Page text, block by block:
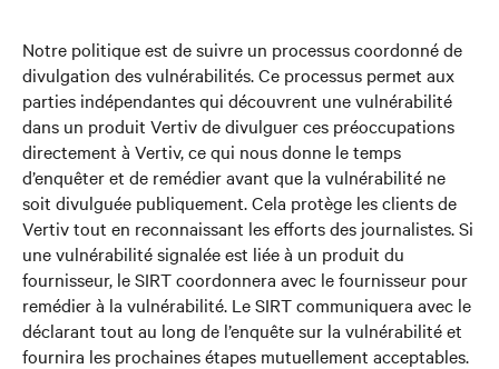
Notre politique est de suivre un processus coordonné de
divulgation des vulnérabilités. Ce processus permet aux
parties indépendantes qui découvrent une vulnérabilité
dans un produit Vertiv de divulguer ces préoccupations
directement à Vertiv, ce qui nous donne le temps
d’enquêter et de remédier avant que la vulnérabilité ne
soit divulguée publiquement. Cela protège les clients de
Vertiv tout en reconnaissant les efforts des journalistes. Si
une vulnérabilité signalée est liée à un produit du
fournisseur, le SIRT coordonnera avec le fournisseur pour
remédier à la vulnérabilité. Le SIRT communiquera avec le
déclarant tout au long de l’enquête sur la vulnérabilité et
fournira les prochaines étapes mutuellement acceptables.